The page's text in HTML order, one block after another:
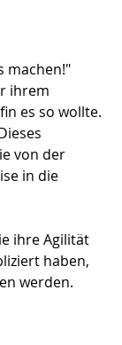
machen!"
ihrem
es so wollte.
von der
in die
ihre Agilität
haben,
werden.